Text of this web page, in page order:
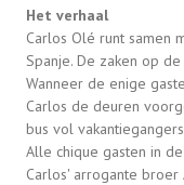
Het verhaal
Carlos Olé runt samen
Spanje. De zaken op
Wanneer de enige
Carlos de deuren
bus vol
Alle chique gasten in
Carlos' arrogante